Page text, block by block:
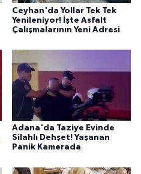
Ceyhan'da Yollar Tek Tek
Yenileniyor! İşte Asfalt
Çalışmalarının Yeni Adresi
Adana'da Taziye Evinde
Silahlı Dehşet! Yaşanan
Panik Kamerada